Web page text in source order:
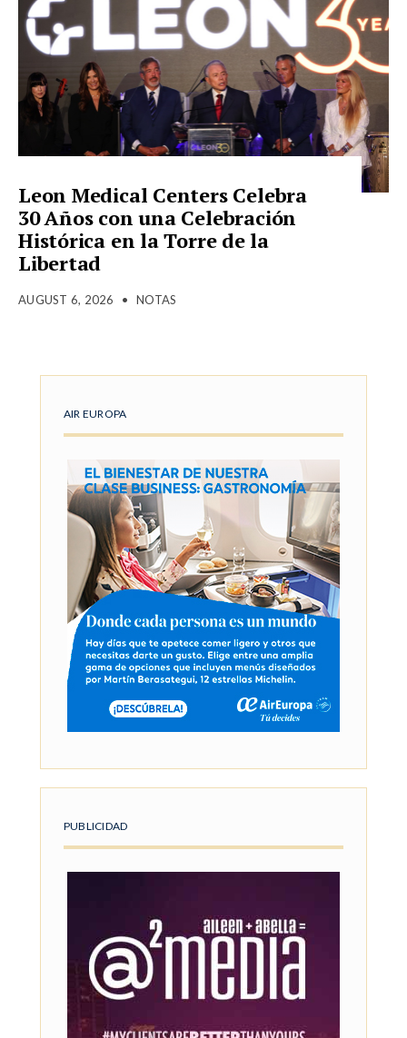
Leon Medical Centers Celebra
30 Años con una Celebración
Histórica en la Torre de la
Libertad
AUGUST 6, 2026 • NOTAS
AIR EUROPA
PUBLICIDAD